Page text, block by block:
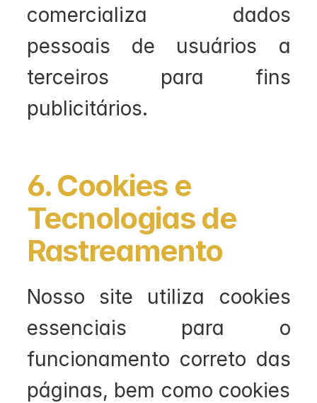
comercializa dados
pessoais de usuários a
terceiros para fins
publicitários.
6. Cookies e
Tecnologias de
Rastreamento
Nosso site utiliza cookies
essenciais para o
funcionamento correto das
páginas, bem como cookies